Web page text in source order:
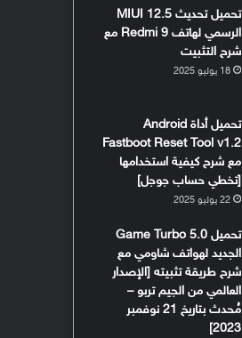
تحميل تحديث MIUI 12.5
الرسمي لهاتف Redmi 9 مع
شرح التثبيت
18 يوليو 2025
تحميل أداة Android
Fastboot Reset Tool v1.2
مع شرح كيفية استخدامها
[تخطي حساب جوجل]
22 يوليو 2025
تحميل Game Turbo 5.0
الجديد لهواتف شاومي مع
شرح طريقة تثبيته [الإصدار
العالمي من الجيم تربو –
مُحدث بتاريخ 21 نوفمبر
2023]